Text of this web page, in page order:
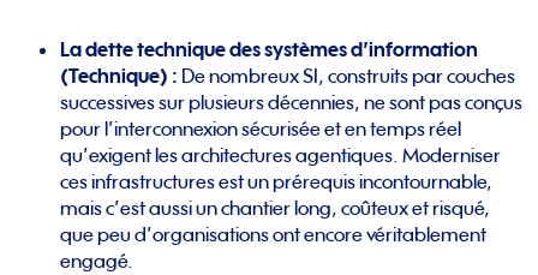
Ladette technique des systèmes d’information
(Technique) : De nombreux SI, construits par couches
successives sur plusieurs décennies, ne sont pas conçus
pour l’interconnexion sécurisée et en temps réel
qu’exigent les architectures agentiques. Moderniser
ces infrastructures est un prérequis incontournable,
mais c’est aussi un chantier long, coûteux et risqué,
que peu d’organisations ont encore véritablement
engagé.